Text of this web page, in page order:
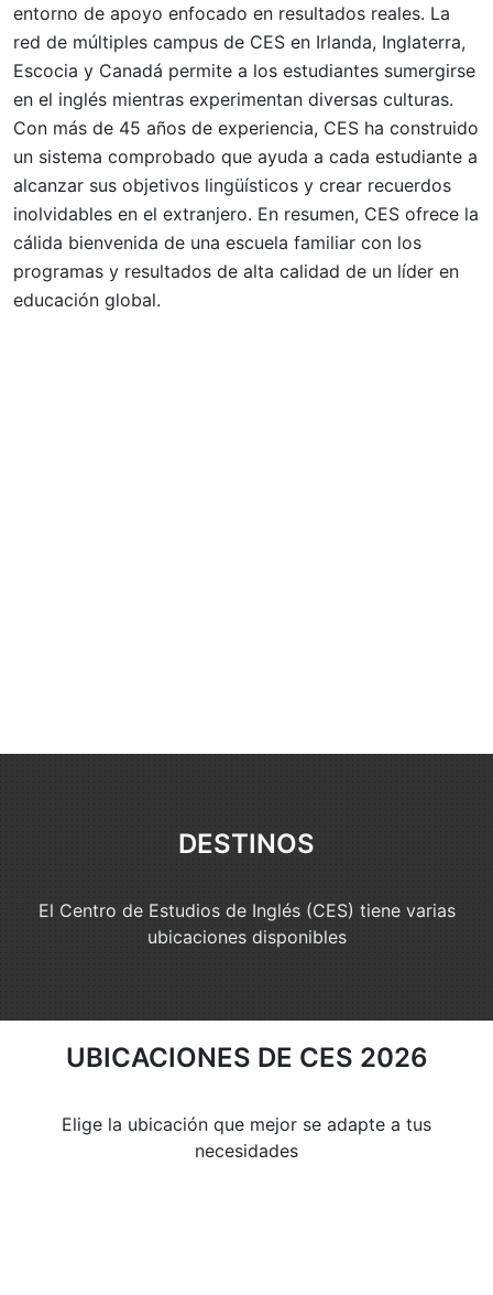
entorno de apoyo enfocado en resultados reales. La
red de múltiples campus de CES en Irlanda, Inglaterra,
Escocia y Canadá permite a los estudiantes sumergirse
en el inglés mientras experimentan diversas culturas.
Con más de 45 años de experiencia, CES ha construido
un sistema comprobado que ayuda a cada estudiante a
alcanzar sus objetivos lingüísticos y crear recuerdos
inolvidables en el extranjero. En resumen, CES ofrece la
cálida bienvenida de una escuela familiar con los
programas y resultados de alta calidad de un líder en
educación global.
DESTINOS
El Centro de Estudios de Inglés (CES) tiene varias
ubicaciones disponibles
UBICACIONES DE CES 2026
Elige la ubicación que mejor se adapte a tus
necesidades